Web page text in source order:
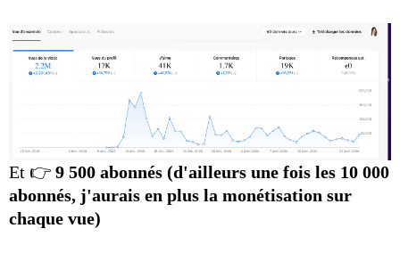
Et 👉 9 500 abonnés (d'ailleurs une fois les 10 000
abonnés, j'aurais en plus la monétisation sur
chaque vue)